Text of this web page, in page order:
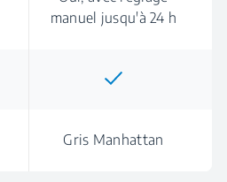
manuel jusqu'à 24 h
Gris Manhattan